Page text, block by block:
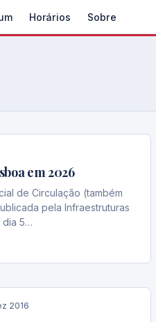
Horários Sobre
em 2026
de Circulação (também
pela Infraestruturas
dia 5…
2016